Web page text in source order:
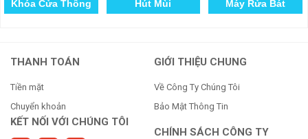
Khóa Cửa Thông
Hút Mùi Máy Rửa Bát
THANH TOÁN
Tiền mặt
Chuyển khoản
KẾT NỐI VỚI CHÚNG TÔI
GIỚI THIỆU CHUNG
Về Công Ty Chúng Tôi
Bảo Mật Thông Tin
CHÍNH SÁCH CÔNG TY